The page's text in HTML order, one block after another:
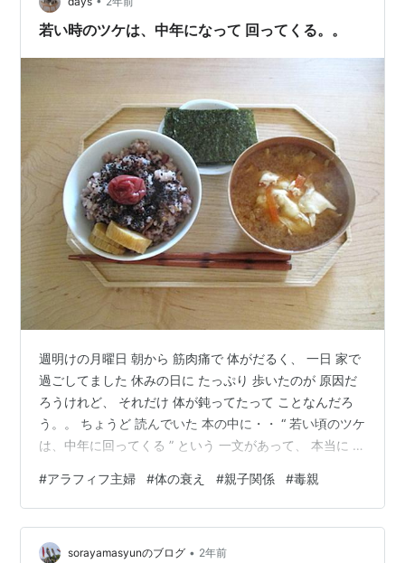
に置いてみた。 「あ・・・これ知ってる。教科書の最後
若い時のツケは、中年になって 回ってくる。。
週明けの月曜日 朝から 筋肉痛で 体がだるく、 一日 家で
過ごしてました 休みの日に たっぷり 歩いたのが 原因だ
ろうけれど、 それだけ 体が鈍ってたって ことなんだろ
う。。 ちょうど 読んでいた 本の中に・・ “ 若い頃のツケ
は、中年に回ってくる ” という 一文があって、 本当に そ
とが、 中年になると そうもいかず。。 何十年と、知ら
ない間に 体の中に ちょっとずつ 蓄積されてきたものが
どんどん 表に出やすくなってくるのも、 これくらいの時
期なんだろう この歳になると、 自業自得という言葉が
#アラフィフ主婦 #体の衰え #親子関係 #毒親
sorayamasyunのブログ • 2年前